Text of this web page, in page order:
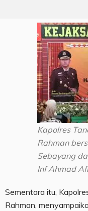
Kapolres
Rahman
Sebayang
Inf Ahmad
Sementara itu,
Rahman,